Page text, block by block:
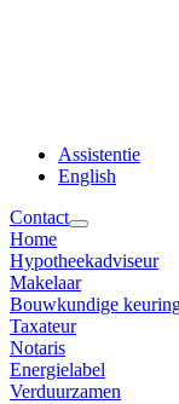
Assistentie
English
Contact
Home
Hypotheekadviseur
Makelaar
Bouwkundige
Taxateur
Notaris
Energielabel
Verduurzamen